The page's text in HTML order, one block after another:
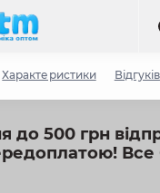
до 500 грн
Все
Характеристики Відгуків